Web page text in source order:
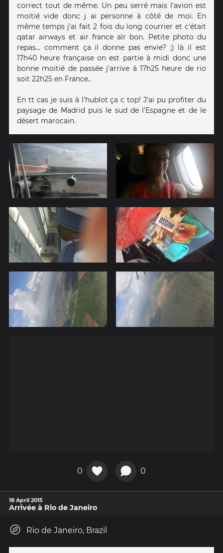
correct tout de même. Un peu serré mais l'avion est
moitié vide donc j ai personne à côté de moi. En
même temps j'ai fait 2 fois du long courrier et c'était
qatar airways et air france alr bon. Petite photo du
repas... comment ça il donne pas envie? ;) là il est
17h40 heure française on est partie à midi donc une
bonne moitié de passée j'arrive à 17h25 heure de rio
soit 22h25 en France..
En tt cas je suis à l'hublot ça c top! J'ai pu profiter du
paysage de Madrid puis le sud de l'Espagne et de le
désert marocain.
0 0
18 April 2015
Arrivée à Rio de Janeiro
Rio de Janeiro, Brazil